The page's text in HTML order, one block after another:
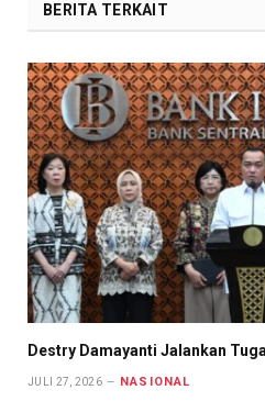
BERITA TERKAIT
Destry Damayanti Jalankan
JULI 27, 2026 NASIONAL